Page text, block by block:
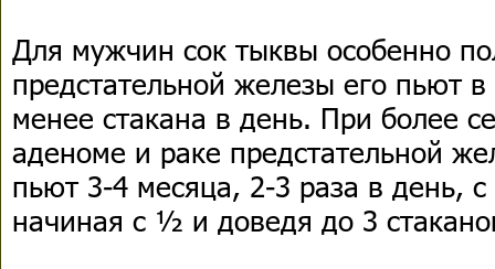
Для мужчин сок тыквы особенно
предстательной железы его пьют
менее стакана в день. При более
аденоме и раке предстательной
пьют 3-4 месяца, 2-3 раза в день,
начиная с ½ и доведя до 3